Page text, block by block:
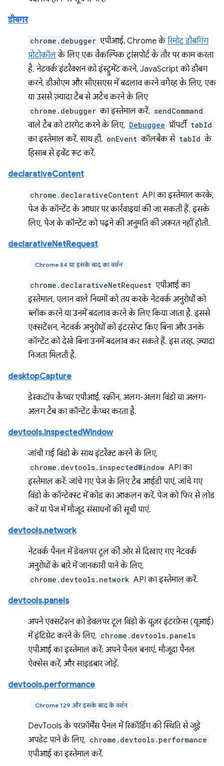
डीबगर
chrome.debugger एपीआई, Chrome केरिमोट डीबगिंग
प्रोटोकॉलके लिए एक वैकल्पिक ट्रांसपोर्ट के तौर पर काम करता
है. नेटवर्क इंटरैक्शन को इंस्ट्रुमेंट करने, JavaScript को डीबग
करने, डीओएम और सीएसएस में बदलाव करने वगैरह के लिए, एक
या उससे ज़्यादा टैब से अटैच करने के लिए
chrome.debugger का इस्तेमाल करें. sendCommand
वाले टैब को टारगेट करने के लिए, Debuggee प्रॉपर्टी tabId
का इस्तेमाल करें. साथ ही, onEvent कॉलबैक से tabId के
हिसाब से इवेंट रूट करें.
declarativeContent
chrome.declarativeContent API का इस्तेमाल करके,
पेज के कॉन्टेंट के आधार पर कार्रवाइयां की जा सकती हैं. इसके
लिए, पेज के कॉन्टेंट को पढ़ने की अनुमति की ज़रूरत नहीं होती.
declarativeNetRequest
Chrome 84 या इसके बाद का वर्शन
chrome.declarativeNetRequest एपीआई का
इस्तेमाल, एलान वाले नियमों को तय करके नेटवर्क अनुरोधों को
ब्लॉक करने या उनमें बदलाव करने के लिए किया जाता है. इससे
एक्सटेंशन, नेटवर्क अनुरोधों को इंटरसेप्ट किए बिना और उनके
कॉन्टेंट को देखे बिना उनमें बदलाव कर सकते हैं. इस तरह, ज़्यादा
निजता मिलती है.
desktopCapture
डेस्कटॉप कैप्चर एपीआई, स्क्रीन, अलग-अलग विंडो या अलग-
अलग टैब का कॉन्टेंट कैप्चर करता है.
devtools.inspectedWindow
जांची गई विंडो के साथ इंटरैक्ट करने के लिए,
chrome.devtools.inspectedWindow API का
इस्तेमाल करें: जांचे गए पेज के लिए टैब आईडी पाएं, जांचे गए
विंडो के कॉन्टेक्स्ट में कोड का आकलन करें, पेज को फिर से लोड
करें या पेज में मौजूद संसाधनों की सूची पाएं.
devtools.network
नेटवर्क पैनल में डेवलपर टूल की ओर से दिखाए गए नेटवर्क
अनुरोधों के बारे में जानकारी पाने के लिए,
chrome.devtools.network API का इस्तेमाल करें.
devtools.panels
अपने एक्सटेंशन को डेवलपर टूल विंडो के यूज़र इंटरफ़ेस (यूआई)
में इंटिग्रेट करने के लिए, chrome.devtools.panels
एपीआई का इस्तेमाल करें: अपने पैनल बनाएं, मौजूदा पैनल
ऐक्सेस करें, और साइडबार जोड़ें.
devtools.performance
Chrome 129 और इसके बाद के वर्शन
DevTools के परफ़ॉर्मेंस पैनल में रिकॉर्डिंग की स्थिति से जुड़े
अपडेट पाने के लिए, chrome.devtools.performance
एपीआई का इस्तेमाल करें.